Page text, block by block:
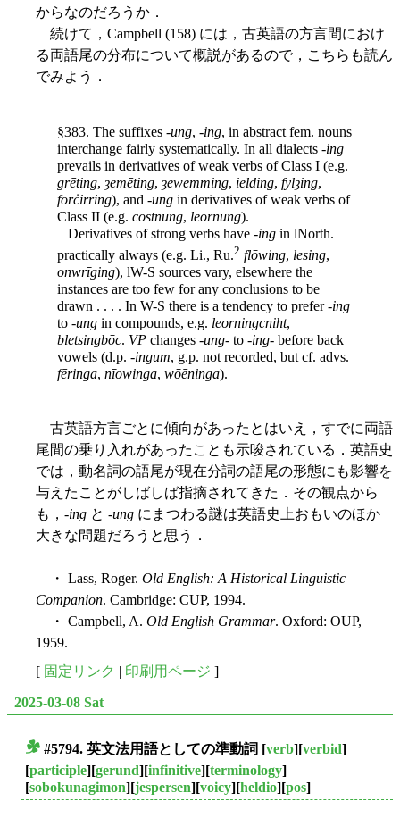
からなのだろうか．
続けて，Campbell (158) には，古英語の方言間におけ
る両語尾の分布について概説があるので，こちらも読ん
でみよう．
§383. The suffixes -ung, -ing, in abstract fem. nouns
interchange fairly systematically. In all dialects -ing
prevails in derivatives of weak verbs of Class I (e.g.
grēting, ȝemēting, ȝewemming, ielding, fylȝing,
forċirring), and -ung in derivatives of weak verbs of
Class II (e.g. costnung, leornung).
Derivatives of strong verbs have -ing in lNorth.
practically always (e.g. Li., Ru.2 flōwing, lesing,
onwrīging), lW-S sources vary, elsewhere the
instances are too few for any conclusions to be
drawn . . . . In W-S there is a tendency to prefer -ing
to -ung in compounds, e.g. leorningcniht,
bletsingbōc. VP changes -ung- to -ing- before back
vowels (d.p. -ingum, g.p. not recorded, but cf. advs.
fēringa, nīowinga, wōēninga).
古英語方言ごとに傾向があったとはいえ，すでに両語
尾間の乗り入れがあったことも示唆されている．英語史
では，動名詞の語尾が現在分詞の語尾の形態にも影響を
与えたことがしばしば指摘されてきた．その観点から
も，-ing と -ung にまつわる謎は英語史上おもいのほか
大きな問題だろうと思う．
・ Lass, Roger. Old English: A Historical Linguistic
Companion. Cambridge: CUP, 1994.
・ Campbell, A. Old English Grammar. Oxford: OUP,
1959.
[ 固定リンク 印刷用ページ ]
2025-03-08 Sat
#5794. 英文法用語としての準動詞 [verb][verbid]
[participle][gerund][infinitive][terminology]
[sobokunagimon][jespersen][voicy][heldio][pos]